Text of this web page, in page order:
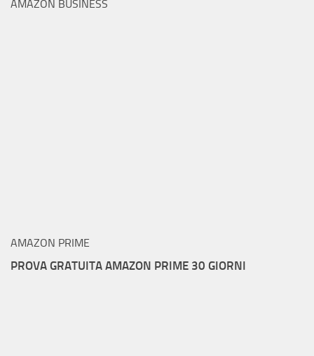
AMAZON BUSINESS
AMAZON PRIME
PROVA GRATUITA AMAZON PRIME 30 GIORNI